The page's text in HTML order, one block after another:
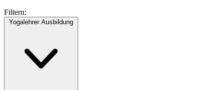
Filtern:
Yogalehrer Ausbildung